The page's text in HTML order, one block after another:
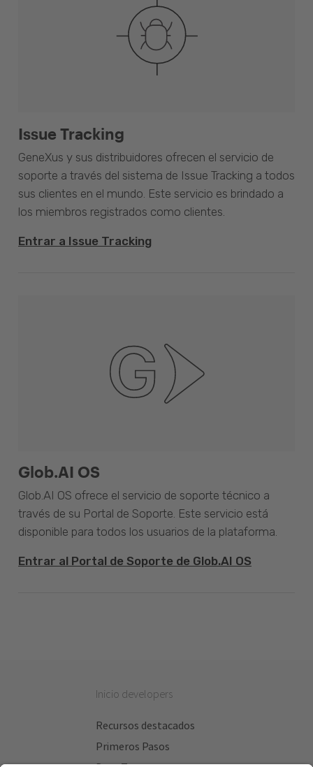
Issue Tracking
GeneXus y sus distribuidores ofrecen el servicio de
soporte a través del sistema de Issue Tracking a todos
sus clientes en el mundo. Este servicio es brindado a
los miembros registrados como clientes.
Entrar a Issue Tracking
Glob.AI OS
Glob.AI OS ofrece el servicio de soporte técnico a
través de su Portal de Soporte. Este servicio está
disponible para todos los usuarios de la plataforma.
Entrar al Portal de Soporte de Glob.AI OS
Inicio developers
Recursos destacados
Primeros Pasos